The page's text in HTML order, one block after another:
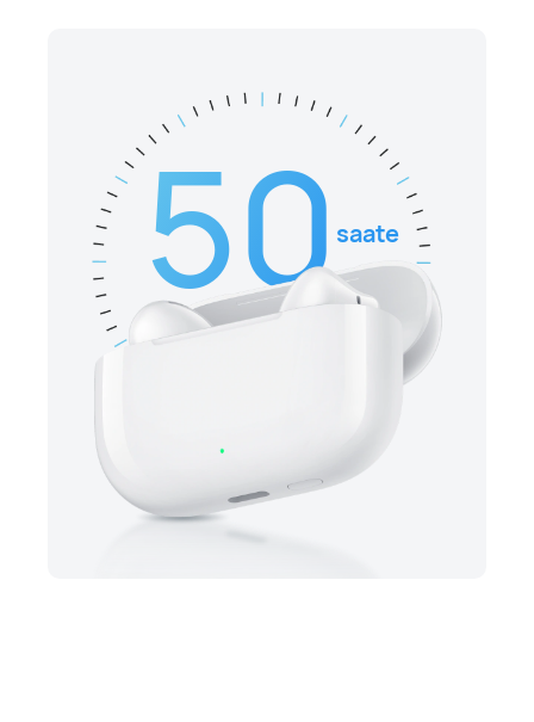
50 saate